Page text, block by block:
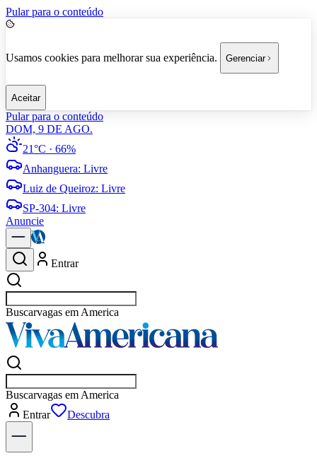
Pular para o conteúdo
Usamos cookies para melhorar sua experiência. Gerenciar
Aceitar
Pular para o conteúdo
DOM, 9 DE AGO.
21°C · 66%
Anhanguera: Livre
Luiz de Queiroz: Livre
SP-304: Livre
Anuncie
Entrar
Buscaremp
Buscaremp
Entrar
Descubra